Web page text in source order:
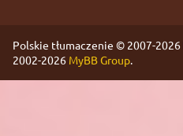
Polskie tłumaczenie © 2007-2026
2002-2026 MyBB Group.